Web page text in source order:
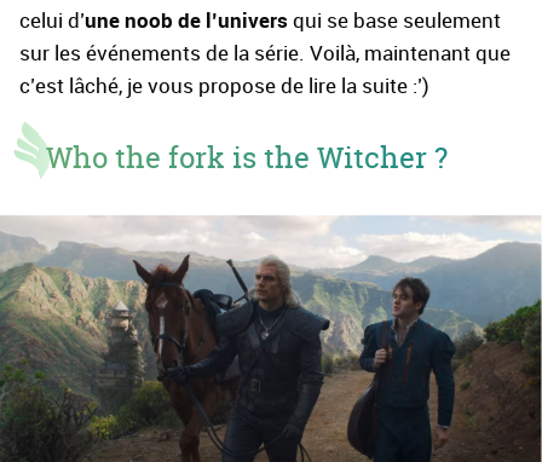
celui d’une noob de l’univers qui se base seulement
sur les événements de la série. Voilà, maintenant que
c’est lâché, je vous propose de lire la suite :’)
Who the fork is the Witcher ?